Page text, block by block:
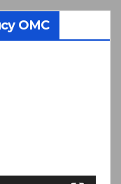
ОМС